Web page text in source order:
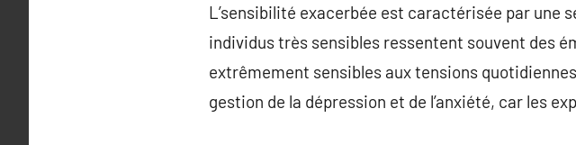
L’sensibilité exacerbée est caractérisée par
individus très sensibles ressentent souvent des
extrêmement sensibles aux tensions
gestion de la dépression et de l’anxiété, car les